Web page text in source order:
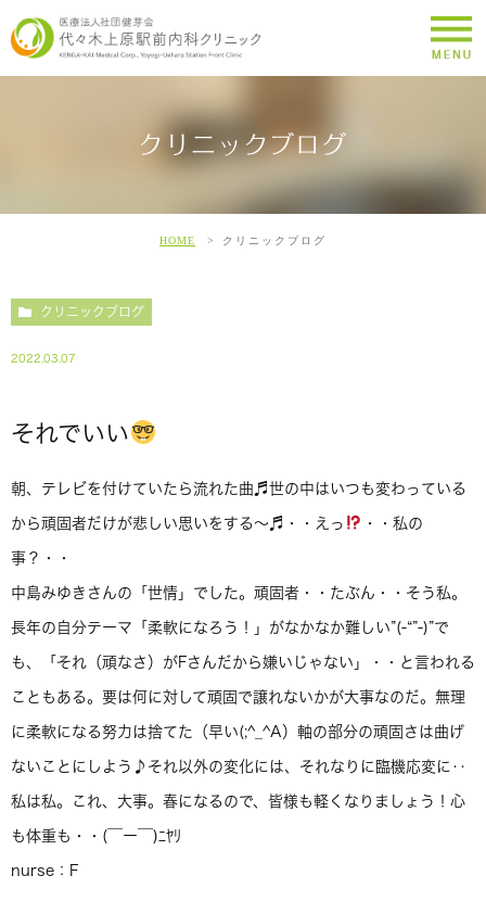
クリニックブログ
HOME クリニックブログ
クリニックブログ
2022.03.07
それでいい
朝、テレビを付けていたら流れた曲♬世の中はいつも変わっている
から頑固者だけが悲しい思いをする〜♬・・えっ ・・私の
事？・・
中島みゆきさんの「世情」でした。頑固者・・たぶん・・そう私。
長年の自分テーマ「柔軟になろう！」がなかなか難しい”(-“”-)”で
も、「それ（頑なさ）がFさんだから嫌いじゃない」・・と言われる
こともある。要は何に対して頑固で譲れないかが大事なのだ。無理
に柔軟になる努力は捨てた（早い(;^_^A）軸の部分の頑固さは曲げ
ないことにしよう♪それ以外の変化には、それなりに臨機応変に‥
私は私。これ、大事。春になるので、皆様も軽くなりましょう！心
も体重も・・(￣ー￣)ﾆﾔﾘ
nurse：F